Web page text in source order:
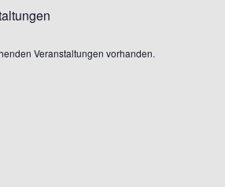
Veranstaltungen vorhanden.